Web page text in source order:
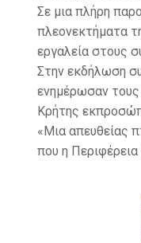
Σε μια πλήρη
πλεονεκτήματα
εργαλεία στους
Στην εκδήλωση
ενημέρωσαν τους
Κρήτης
«Μια απευθείας
που η